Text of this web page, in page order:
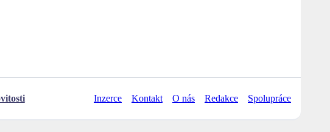
Inzerce Kontakt O nás Redakce Spolupráce